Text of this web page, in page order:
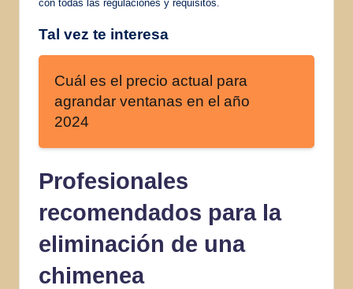
con todas las regulaciones y requisitos.
Tal vez te interesa
Cuál es el precio actual para
agrandar ventanas en el año
2024
Profesionales
recomendados para la
eliminación de una
chimenea